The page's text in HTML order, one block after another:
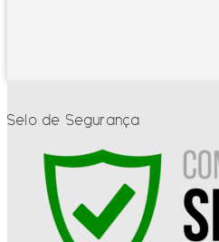
Selo de Segurança